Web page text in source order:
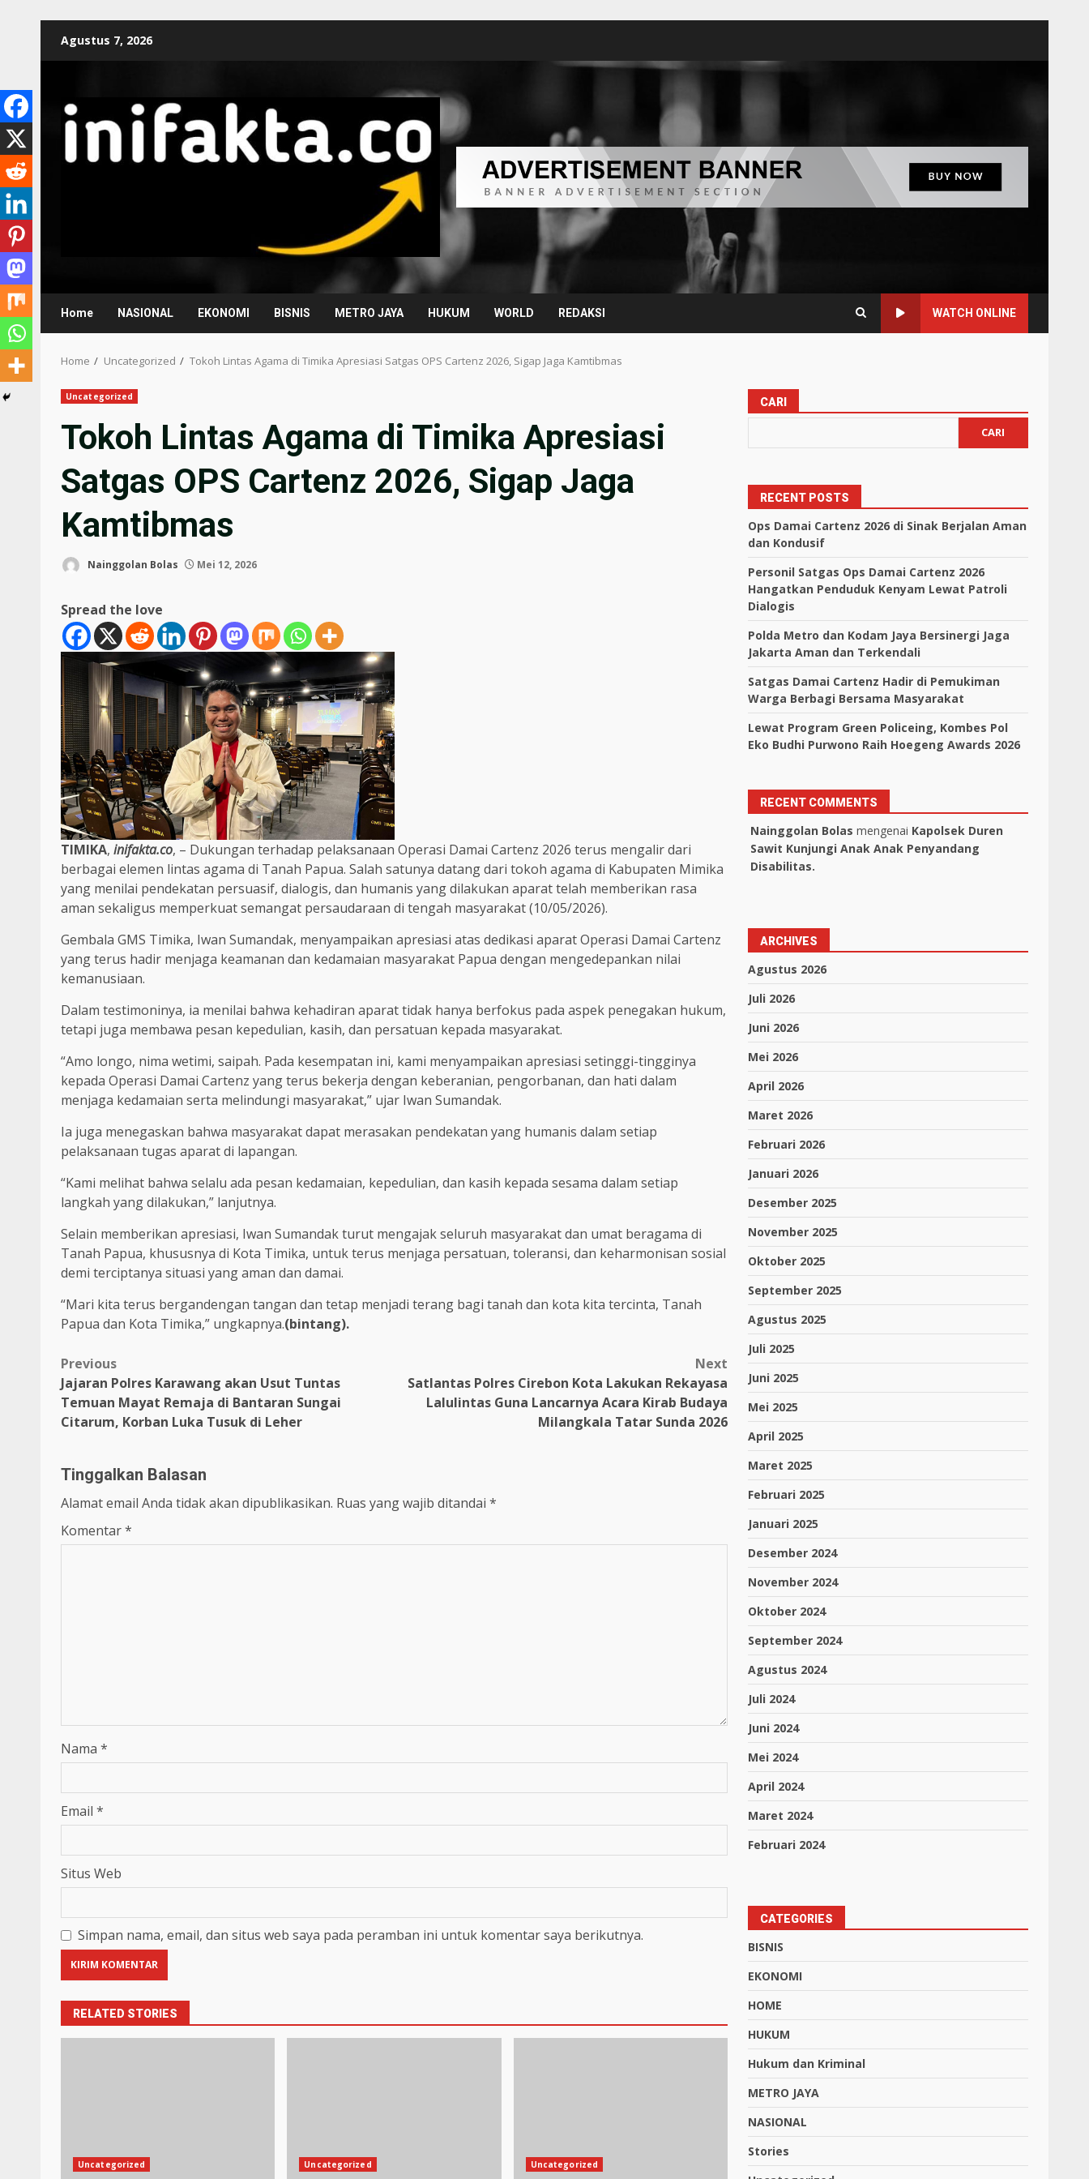
Agustus 7, 2026
Home NASIONAL EKONOMI BISNIS METRO JAYA HUKUM WORLD REDAKSI WATCH ONLINE
Home Uncategorized Tokoh Lintas Agama di Timika Apresiasi Satgas OPS Cartenz 2026, Sigap Jaga Kamtibmas
Uncategorized
Tokoh Lintas Agama di Timika Apresiasi
Satgas OPS Cartenz 2026, Sigap Jaga
Kamtibmas
Nainggolan Bolas Mei 12, 2026
Spread the love
TIMIKA, inifakta.co, – Dukungan terhadap pelaksanaan Operasi Damai Cartenz 2026 terus mengalir dari
berbagai elemen lintas agama di Tanah Papua. Salah satunya datang dari tokoh agama di Kabupaten Mimika
yang menilai pendekatan persuasif, dialogis, dan humanis yang dilakukan aparat telah memberikan rasa
aman sekaligus memperkuat semangat persaudaraan di tengah masyarakat (10/05/2026).
Gembala GMS Timika, Iwan Sumandak, menyampaikan apresiasi atas dedikasi aparat Operasi Damai Cartenz
yang terus hadir menjaga keamanan dan kedamaian masyarakat Papua dengan mengedepankan nilai
kemanusiaan.
Dalam testimoninya, ia menilai bahwa kehadiran aparat tidak hanya berfokus pada aspek penegakan hukum,
tetapi juga membawa pesan kepedulian, kasih, dan persatuan kepada masyarakat.
“Amo longo, nima wetimi, saipah. Pada kesempatan ini, kami menyampaikan apresiasi setinggi-tingginya
kepada Operasi Damai Cartenz yang terus bekerja dengan keberanian, pengorbanan, dan hati dalam
menjaga kedamaian serta melindungi masyarakat,” ujar Iwan Sumandak.
Ia juga menegaskan bahwa masyarakat dapat merasakan pendekatan yang humanis dalam setiap
pelaksanaan tugas aparat di lapangan.
“Kami melihat bahwa selalu ada pesan kedamaian, kepedulian, dan kasih kepada sesama dalam setiap
langkah yang dilakukan,” lanjutnya.
Selain memberikan apresiasi, Iwan Sumandak turut mengajak seluruh masyarakat dan umat beragama di
Tanah Papua, khususnya di Kota Timika, untuk terus menjaga persatuan, toleransi, dan keharmonisan sosial
demi terciptanya situasi yang aman dan damai.
“Mari kita terus bergandengan tangan dan tetap menjadi terang bagi tanah dan kota kita tercinta, Tanah
Papua dan Kota Timika,” ungkapnya.(bintang).
Previous
Jajaran Polres Karawang akan Usut Tuntas
Temuan Mayat Remaja di Bantaran Sungai
Citarum, Korban Luka Tusuk di Leher
Next
Satlantas Polres Cirebon Kota Lakukan Rekayasa
Lalulintas Guna Lancarnya Acara Kirab Budaya
Milangkala Tatar Sunda 2026
Tinggalkan Balasan
Alamat email Anda tidak akan dipublikasikan. Ruas yang wajib ditandai *
Komentar*
Nama *
Email *
Situs Web
Simpan nama, email, dan situs web saya pada peramban ini untuk komentar saya berikutnya.
RELATED STORIES
Uncategorized Uncategorized Uncategorized
CARI
CARI
RECENT POSTS
Ops Damai Cartenz 2026 di Sinak Berjalan Aman
dan Kondusif
Personil Satgas Ops Damai Cartenz 2026
Hangatkan Penduduk Kenyam Lewat Patroli
Dialogis
Polda Metro dan Kodam Jaya Bersinergi Jaga
Jakarta Aman dan Terkendali
Satgas Damai Cartenz Hadir di Pemukiman
Warga Berbagi Bersama Masyarakat
Lewat Program Green Policeing, Kombes Pol
Eko Budhi Purwono Raih Hoegeng Awards 2026
RECENT COMMENTS
Nainggolan Bolas mengenai Kapolsek Duren
Sawit Kunjungi Anak Anak Penyandang
Disabilitas.
ARCHIVES
Agustus 2026
Juli 2026
Juni 2026
Mei 2026
April 2026
Maret 2026
Februari 2026
Januari 2026
Desember 2025
November 2025
Oktober 2025
September 2025
Agustus 2025
Juli 2025
Juni 2025
Mei 2025
April 2025
Maret 2025
Februari 2025
Januari 2025
Desember 2024
November 2024
Oktober 2024
September 2024
Agustus 2024
Juli 2024
Juni 2024
Mei 2024
April 2024
Maret 2024
Februari 2024
CATEGORIES
BISNIS
EKONOMI
HOME
HUKUM
Hukum dan Kriminal
METRO JAYA
NASIONAL
Stories